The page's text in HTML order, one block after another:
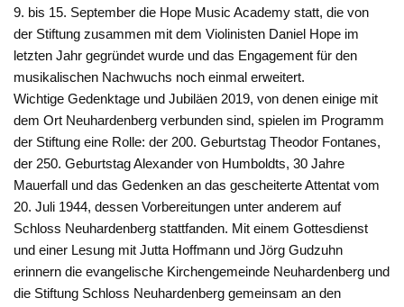
9. bis 15. September die Hope Music Academy statt, die von
der Stiftung zusammen mit dem Violinisten Daniel Hope im
letzten Jahr gegründet wurde und das Engagement für den
musikalischen Nachwuchs noch einmal erweitert.
Wichtige Gedenktage und Jubiläen 2019, von denen einige mit
dem Ort Neuhardenberg verbunden sind, spielen im Programm
der Stiftung eine Rolle: der 200. Geburtstag Theodor Fontanes,
der 250. Geburtstag Alexander von Humboldts, 30 Jahre
Mauerfall und das Gedenken an das gescheiterte Attentat vom
20. Juli 1944, dessen Vorbereitungen unter anderem auf
Schloss Neuhardenberg stattfanden. Mit einem Gottesdienst
und einer Lesung mit Jutta Hoffmann und Jörg Gudzuhn
erinnern die evangelische Kirchengemeinde Neuhardenberg und
die Stiftung Schloss Neuhardenberg gemeinsam an den